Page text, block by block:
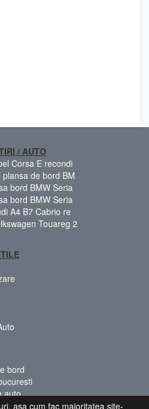
/ AUTO
Corsa E recondi
de bord BM
bord BMW Seria
bord BMW Seria
A4 B7 Cabrio re
Touareg 2
bord
auto
colorate
asa cum fac majoritatea site-